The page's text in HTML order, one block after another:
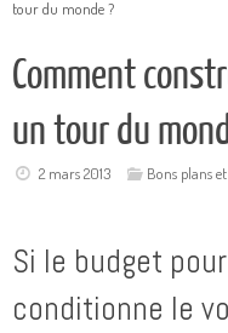
tour du monde ?
Comment
un tour du
2 mars 2013 Bons plans
Si le budget
conditionne le